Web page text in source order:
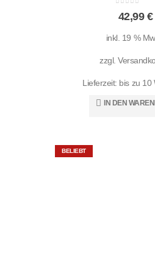
42,99 €
inkl. 19 %
zzgl.
Lieferzeit: bis zu 10
IN DEN
BELIEBT